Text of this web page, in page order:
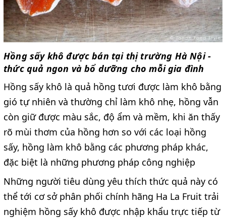
Hồng sấy khô được bán tại thị trường Hà Nội -
thức quả ngon và bổ dưỡng cho mỗi gia đình
Hồng sấy khô là quả hồng tươi được làm khô bằng
gió tự nhiên và thường chỉ làm khô nhẹ, hồng vẫn
còn giữ được màu sắc, độ ẩm và mềm, khi ăn thấy
rõ mùi thơm của hồng hơn so với các loại hồng
sấy, hồng làm khô bằng các phương pháp khác,
đặc biệt là những phương pháp công nghiệp
Những người tiêu dùng yêu thích thức quả này có
thể tới cơ sở phân phối chính hãng Ha La Fruit trải
nghiệm hồng sấy khô được nhập khẩu trực tiếp từ